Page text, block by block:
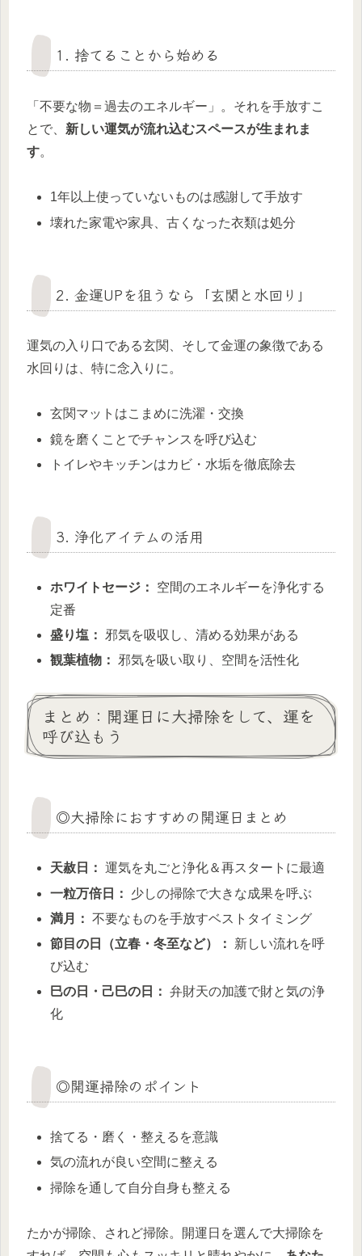
1. 捨てることから始める
「不要な物＝過去のエネルギー」。それを手放すこ
とで、 新しい運気が流れ込むスペースが生まれま
す。
1年以上使っていないものは感謝して手放す
壊れた家電や家具、古くなった衣類は処分
2. 金運UPを狙うなら「玄関と水回り」
運気の入り口である玄関、そして金運の象徴である
水回りは、特に念入りに。
玄関マットはこまめに洗濯・交換
鏡を磨くことでチャンスを呼び込む
トイレやキッチンはカビ・水垢を徹底除去
3. 浄化アイテムの活用
ホワイトセージ：
空間のエネルギーを浄化する
定番
盛り塩：
邪気を吸収し、清める効果がある
観葉植物：
邪気を吸い取り、空間を活性化
まとめ：開運日に大掃除をして、運を
呼び込もう
◎大掃除におすすめの開運日まとめ
天赦日： 運気を丸ごと浄化＆再スタートに最適
一粒万倍日：
少しの掃除で大きな成果を呼ぶ
満月： 不要なものを手放すベストタイミング
節目の日（立春・冬至など）：
新しい流れを呼
び込む
巳の日・己巳の日： 弁財天の加護で財と気の浄
化
◎開運掃除のポイント
捨てる・磨く・整えるを意識
気の流れが良い空間に整える
掃除を通して自分自身も整える
たかが掃除、されど掃除。開運日を選んで大掃除を